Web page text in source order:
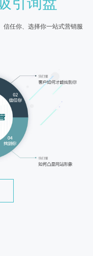
信任你、选择你一站式营销服